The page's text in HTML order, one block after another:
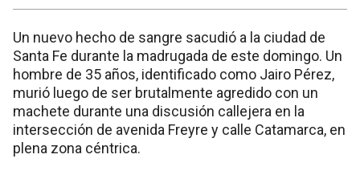
Un nuevo hecho de sangre sacudió a la ciudad de
Santa Fe durante la madrugada de este domingo. Un
hombre de 35 años, identificado como Jairo Pérez,
murió luego de ser brutalmente agredido con un
machete durante una discusión callejera en la
intersección de avenida Freyre y calle Catamarca, en
plena zona céntrica.